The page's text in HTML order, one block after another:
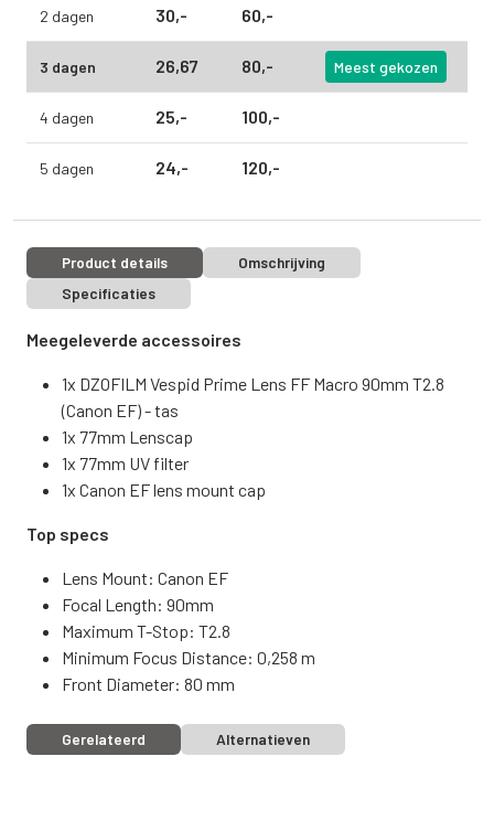
2 dagen 30,- 60,-
3 dagen 26,67 80,- Meest gekozen
4 dagen 25,- 100,-
5 dagen 24,- 120,-
Product details
Omschrijving
Specificaties
Meegeleverde accessoires
1x DZOFILM Vespid Prime Lens FF Macro 90mm T2.8
(Canon EF) - tas
1x 77mm Lenscap
1x 77mm UV filter
1x Canon EF lens mount cap
Top specs
Lens Mount: Canon EF
Focal Length: 90mm
Maximum T-Stop: T2.8
Minimum Focus Distance: 0,258 m
Front Diameter: 80 mm
Gerelateerd Alternatieven